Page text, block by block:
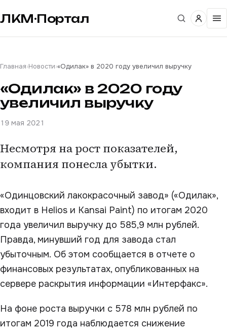
ЛКМ·Портал
Главная›Новости›«Одилак» в 2020 году увеличил выручку
«Одилак» в 2020 году
увеличил выручку
19 мая 2021
Несмотря на рост показателей,
компания понесла убытки.
«Одинцовский лакокрасочный завод» («Одилак»,
входит в Helios и Kansai Paint) по итогам 2020
года увеличил выручку до 585,9 млн рублей.
Правда, минувший год для завода стал
убыточным. Об этом сообщается в отчете о
финансовых результатах, опубликованных на
сервере раскрытия информации «Интерфакс».
На фоне роста выручки с 578 млн рублей по
итогам 2019 года наблюдается снижение